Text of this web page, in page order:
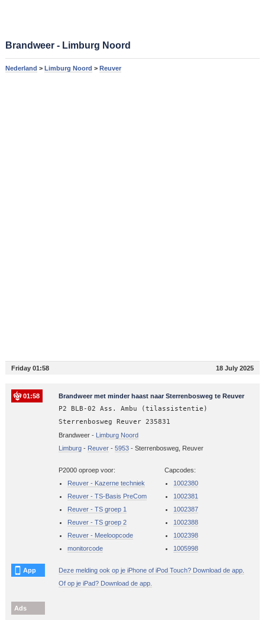
Brandweer - Limburg Noord
Nederland > Limburg Noord > Reuver
Friday 01:58 18 July 2025
01:58 Brandweer met minder haast naar Sterrenbosweg te Reuver
P2 BLB-02 Ass. Ambu (tilassistentie)
Sterrenbosweg Reuver 235831
Brandweer -
Limburg Noord
Limburg- Reuver- 5953- Sterrenbosweg, Reuver
P2000 oproep voor:
Reuver - Kazerne techniek
Reuver - TS-Basis PreCom
Reuver - TS groep 1
Reuver - TS groep 2
Reuver - Meeloopcode
monitorcode
Capcodes:
1002380
1002381
1002387
1002388
1002398
1005998
App
Deze melding ook op je iPhone of iPod Touch? Download de app.
Of op je iPad? Download de app.
Ads